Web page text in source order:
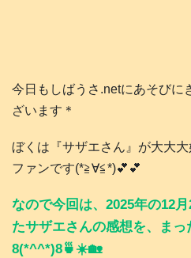
今日もしばうさ.netにあそびに
ざいます＊
ぼくは『サザエさん』が大大
ファンです(*≧∀≦*)💕💕
なので今回は、2025年の12
たサザエさんの感想を、ま
8(*^^*)8🍵☀️🏡